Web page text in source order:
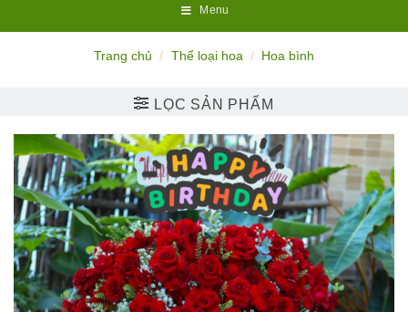
Menu
Trang chủ / Thể loại hoa / Hoa bình
LỌC SẢN PHẨM